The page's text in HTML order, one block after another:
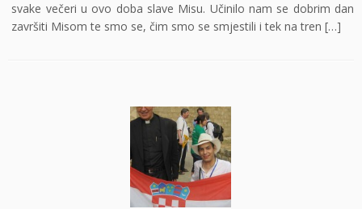
svake večeri u ovo doba slave Misu. Učinilo nam se dobrim dan
završiti Misom te smo se, čim smo se smjestili i tek na tren […]